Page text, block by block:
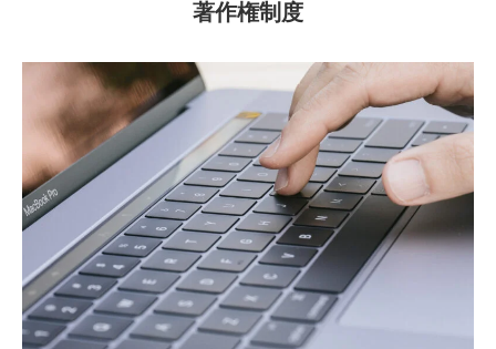
著作権制度